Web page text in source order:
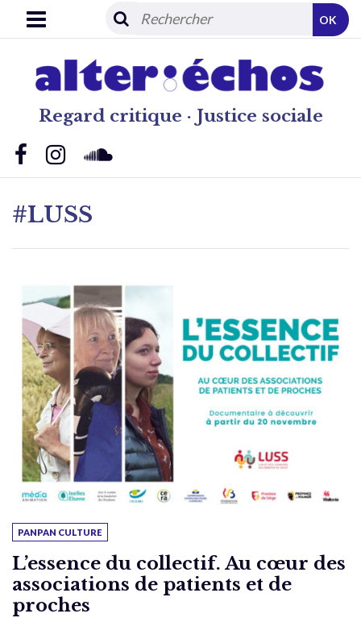
Regard critique · Justice sociale
OK
#LUSS
PANPAN CULTURE
L’essence du collectif. Au cœur des
associations de patients et de
proches